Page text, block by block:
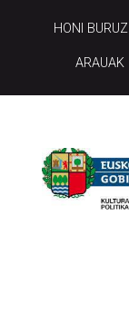
HONI BURUZ
ARAUAK